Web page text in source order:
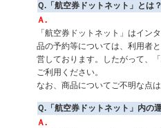
Ｑ.「航空券ドットネット」とは？
Ａ.
「航空券ドットネット」はイン
品の予約等については、利用者
営しております。したがって、
ご利用ください。
なお、商品についてご不明な点
Ｑ.「航空券ドットネット」内の
Ａ.